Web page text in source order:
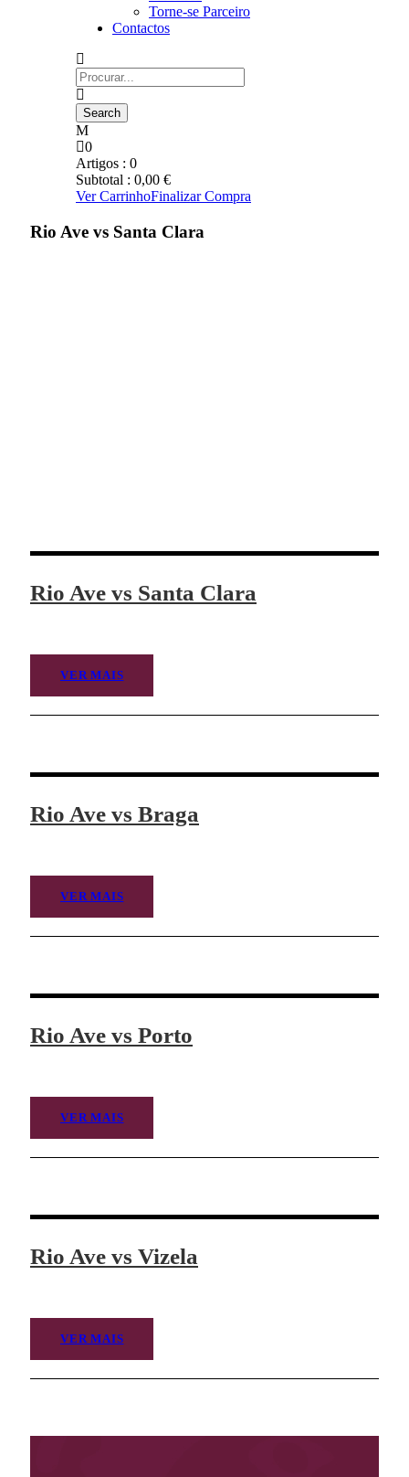
Torne-se Parceiro
Contactos
0
Artigos : 0
Subtotal : 0,00 €
Ver CarrinhoFinalizar Compra
Rio Ave vs Santa Clara
Rio Ave vs Santa Clara
VER MAIS
Rio Ave vs Braga
VER MAIS
Rio Ave vs Porto
VER MAIS
Rio Ave vs Vizela
VER MAIS